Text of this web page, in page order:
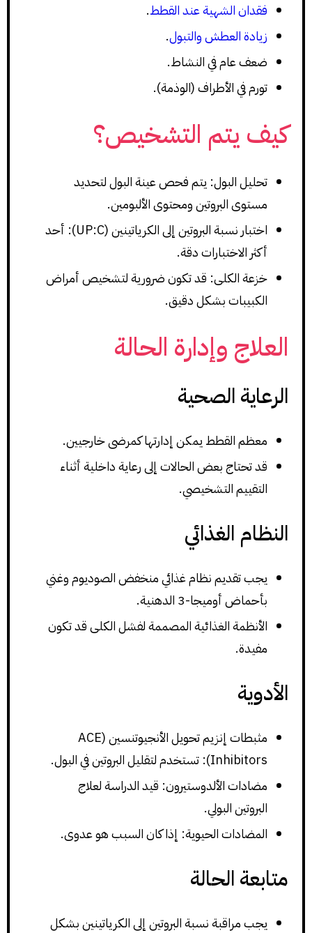
فقدان الشهية عند القطط.
زيادة العطش والتبول.
ضعف عام في النشاط.
تورم في الأطراف (الوذمة).
كيف يتم التشخيص؟
تحليل البول: يتم فحص عينة البول لتحديد
مستوى البروتين ومحتوى الألبومين.
اختبار نسبة البروتين إلى الكرياتينين (UP:C): أحد
أكثر الاختبارات دقة.
خزعة الكلى: قد تكون ضرورية لتشخيص أمراض
الكبيبات بشكل دقيق.
العلاج وإدارة الحالة
الرعاية الصحية
معظم القطط يمكن إدارتها كمرضى خارجيين.
قد تحتاج بعض الحالات إلى رعاية داخلية أثناء
التقييم التشخيصي.
النظام الغذائي
يجب تقديم نظام غذائي منخفض الصوديوم وغني
بأحماض أوميجا-3 الدهنية.
الأنظمة الغذائية المصممة لفشل الكلى قد تكون
مفيدة.
الأدوية
مثبطات إنزيم تحويل الأنجيوتنسين (ACE
Inhibitors): تستخدم لتقليل البروتين في البول.
مضادات الألدوستيرون: قيد الدراسة لعلاج
البروتين البولي.
المضادات الحيوية: إذا كان السبب هو عدوى.
متابعة الحالة
يجب مراقبة نسبة البروتين إلى الكرياتينين بشكل